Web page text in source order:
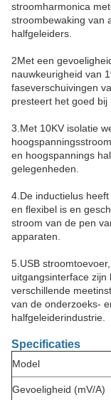
stroomharmonica
stroombewaking van
halfgeleiders.
2Met een
nauwkeurigheid van
faseverschuivingen
presteert het goed bij
3.Met 10KV isolatie
en hoogspannings
gelegenheden.
4.De inductielus
en flexibel is en
stroom van de pen
apparaten.
5.USB
uitgangsinterface
verschillende
van de onderzoeks-
halfgeleiderindustrie.
Specificaties
Model
Gevoeligheid (mV/A)